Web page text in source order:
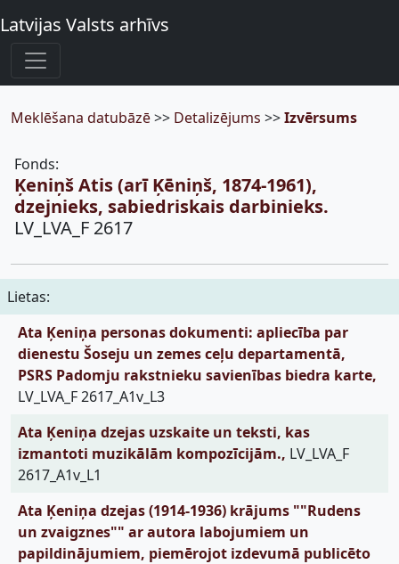
Latvijas Valsts arhīvs
Meklēšana datubāzē>> Detalizējums >>Izvērsums
Fonds:
Ķeniņš Atis (arī Ķēniņš, 1874-1961),
dzejnieks, sabiedriskais darbinieks.
LV_LVA_F 2617
Lietas:
Ata Ķeniņa personas dokumenti: apliecība par
dienestu Šoseju un zemes ceļu departamentā,
PSRS Padomju rakstnieku savienības biedra karte,
LV_LVA_F 2617_A1v_L3
Ata Ķeniņa dzejas uzskaite un teksti, kas
izmantoti muzikālām kompozīcijām., LV_LVA_F
2617_A1v_L1
Ata Ķeniņa dzejas (1914-1936) krājums ""Rudens
un zvaigznes"" ar autora labojumiem un
papildinājumiem, piemērojot izdevumā publicēto